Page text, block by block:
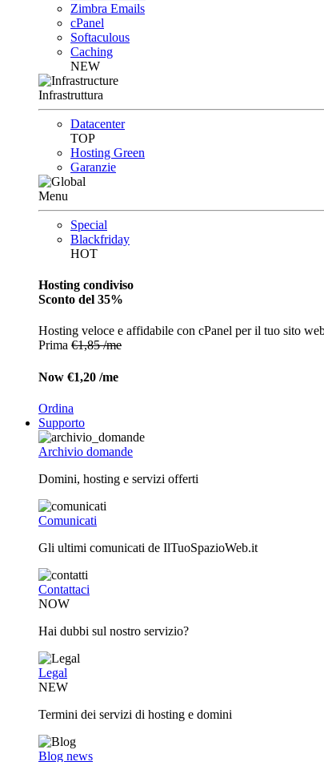
Zimbra Emails
cPanel
Softaculous
Caching
NEW
Infrastruttura
Datacenter
TOP
Hosting Green
Garanzie
Menu
Special
Blackfriday
HOT
Hosting condiviso
Sconto del 35%
Hosting veloce e affidabile con cPanel per il tuo sito
Prima €1,85 /me
Now €1,20 /me
Ordina
Supporto
Archivio domande
Domini, hosting e servizi offerti
Comunicati
Gli ultimi comunicati de IlTuoSpazioWeb.it
Contattaci
NOW
Hai dubbi sul nostro servizio?
Legal
NEW
Termini dei servizi di hosting e domini
Blog news